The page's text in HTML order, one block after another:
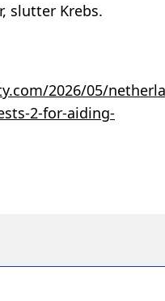
slutter Krebs.
2026/05/
2-for-aiding-